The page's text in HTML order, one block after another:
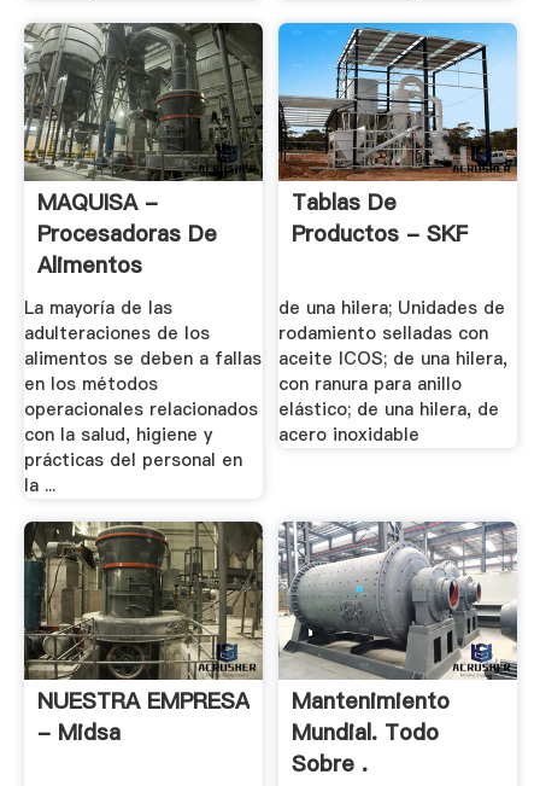
MAQUISA -
Procesadoras De
Alimentos
La mayoría de las
adulteraciones de los
alimentos se deben a fallas
en los métodos
operacionales relacionados
con la salud, higiene y
prácticas del personal en
la ...
Tablas De
Productos - SKF
de una hilera; Unidades de
rodamiento selladas con
aceite ICOS; de una hilera,
con ranura para anillo
elástico; de una hilera, de
acero inoxidable
NUESTRA EMPRESA
- Midsa
Mantenimiento
Mundial. Todo
Sobre .